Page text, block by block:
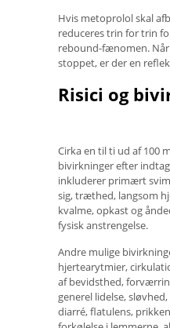
Hvis metoprolol skal
reduceres trin for trin
rebound-fænomen.
stoppet, er der en
Risici og
Cirka en til ti ud af 100
bivirkninger efter
inkluderer primært
sig, træthed, langsom
kvalme, opkast og
fysisk anstrengelse.
Andre mulige
hjertearytmier,
af bevidsthed,
generel lidelse,
diarré, flatulens,